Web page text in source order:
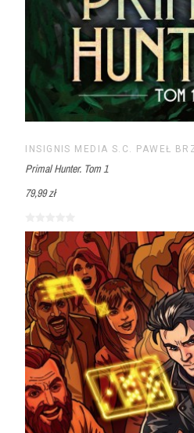
Primal Hunter. Tom 1
79,99 zł